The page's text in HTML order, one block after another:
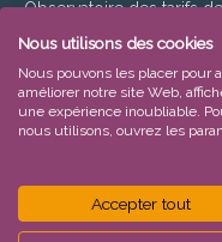
Observatoire des tarifs
Politique des Cookies
Palmarès e-commerce
Transporteurs
Tarifs DHL : obtenez
Packlink : Tous les prix
Nous utilisons des cookies
Nous pouvons les placer pour
améliorer notre site Web,
une expérience inoubliable.
nous utilisons, ouvrez les
Accepter tout